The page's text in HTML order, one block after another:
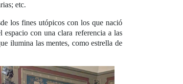
etc.
los fines utópicos con los que nació
con una clara referencia a las
ilumina las mentes, como estrella de